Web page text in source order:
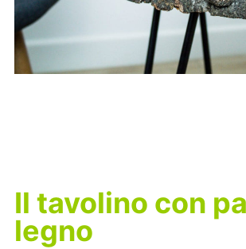
Il tavolino con
legno